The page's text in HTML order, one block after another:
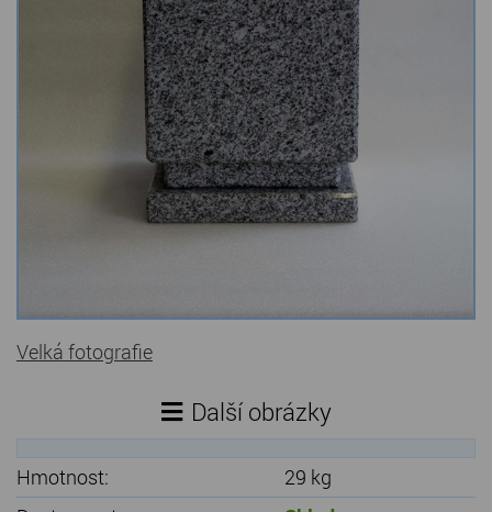
Štípané kamenné obklady
Dárkové předměty z přírodního kamene
Gabiony, gabionový kámen
Údržba a čištění kamene
Velká fotografie
Další obrázky
Hmotnost:
29 kg